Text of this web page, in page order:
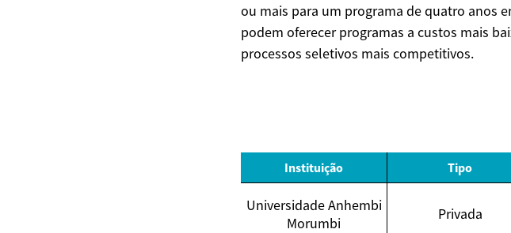
ou mais para um programa de quatro anos
podem oferecer programas a custos mais
processos seletivos mais competitivos.
Instituição Tipo
Universidade Anhembi
Morumbi
Privada